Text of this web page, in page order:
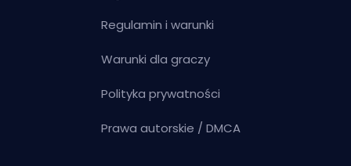
Regulamin i warunki
Warunki dla graczy
Polityka prywatności
Prawa autorskie / DMCA